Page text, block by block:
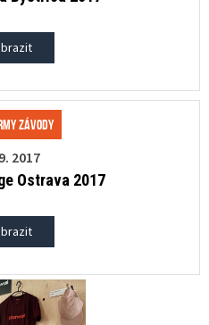
závody
2017
Ostrava 2017